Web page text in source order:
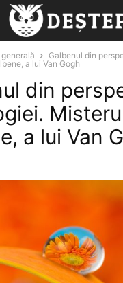
Galbenul din
a lui Van Gogh
din
a lui Van